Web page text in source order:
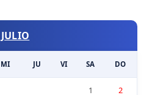
JULIO
MI JU VI SA DO
1 2